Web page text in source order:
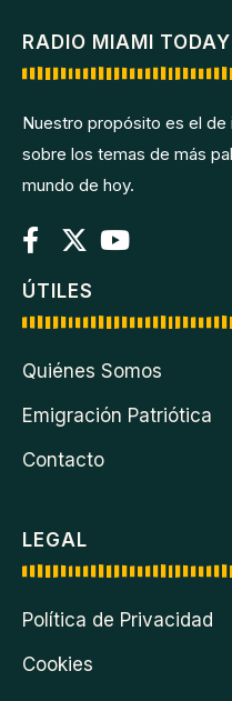
RADIO MIAMI TODAY
Nuestro propósito es el
sobre los temas de más
mundo de hoy.
ÚTILES
Quiénes Somos
Emigración Patriótica
Contacto
LEGAL
Política de Privacidad
Cookies